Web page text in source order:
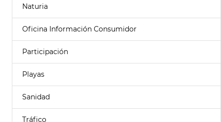
Naturia
Oficina Información Consumidor
Participación
Playas
Sanidad
Tráfico